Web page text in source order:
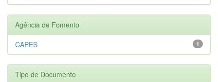
Agência de Fomento
1
CAPES
Tipo de Documento